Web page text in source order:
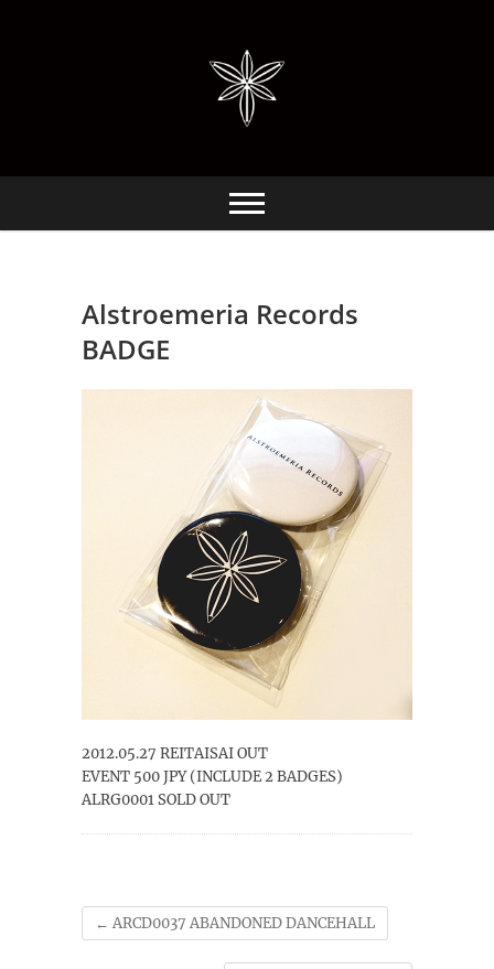
Alstroemeria Records
BADGE
2012.05.27 REITAISAI OUT
EVENT 500 JPY (INCLUDE 2 BADGES)
ALRG0001 SOLD OUT
← ARCD0037 ABANDONED DANCEHALL